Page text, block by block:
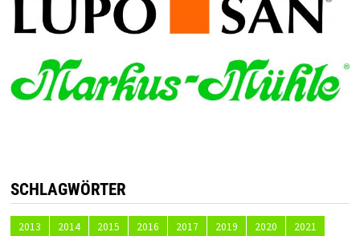
SCHLAGWÖRTER
2013 2014 2015 2016 2017 2019 2020
2021